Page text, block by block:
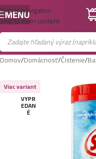
Skip to navigation
Skip to main content
MENU
Domov/Domácnosť/Čistenie/
VYPR
EDAN
É
Viac variant